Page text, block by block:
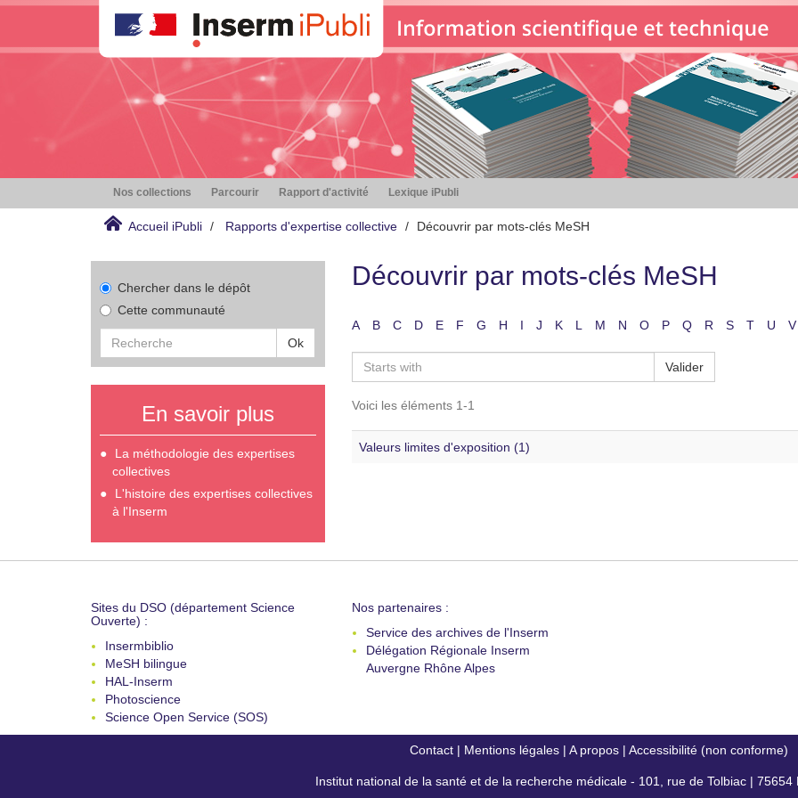
Nos collections Parcourir Rapport d'activité Lexique iPubli
Accueil iPubli Rapports d'expertise collective Découvrir par mots-clés MeSH
Chercher dans le dépôt
Cette communauté
Ok
En savoir plus
La méthodologie des expertises
collectives
L'histoire des expertises collectives
à l'Inserm
Découvrir par mots-clés MeSH
A B C D E F G H I J K L M N O P Q R S T U V
Valider
Voici les éléments 1-1
Valeurs limites d'exposition (1)
Sites du DSO (département Science
Ouverte) :
Insermbiblio
MeSH bilingue
HAL-Inserm
Photoscience
Science Open Service (SOS)
Nos partenaires :
Service des archives de l'Inserm
Délégation Régionale Inserm
Auvergne Rhône Alpes
Contact| Mentions légales| A propos| Accessibilité (non conforme)
Institut national de la santé et de la recherche médicale - 101, rue de Tolbiac | 75654